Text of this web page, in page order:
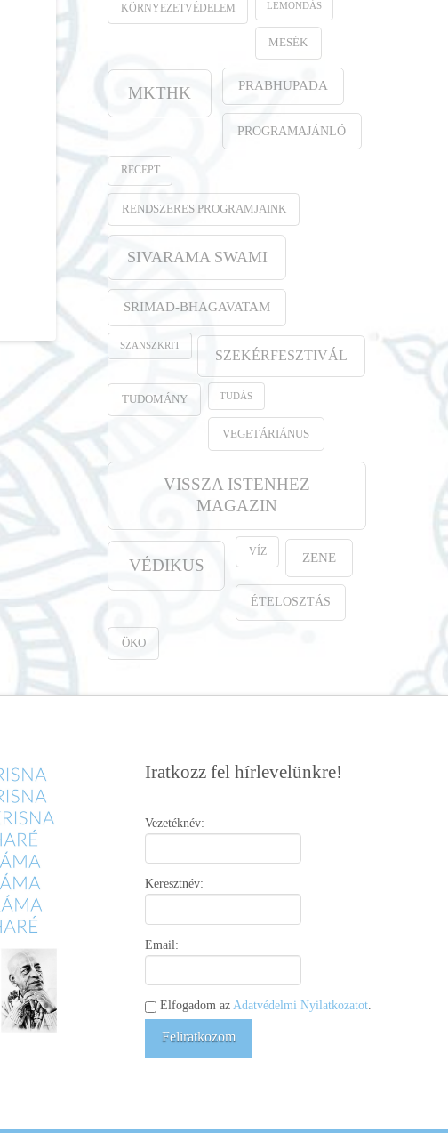
KÖRNYEZETVÉDELEM LEMONDÁS
MESÉK
MKTHK PRABHUPADA
PROGRAMAJÁNLÓ
RECEPT
RENDSZERES PROGRAMJAINK
SIVARAMA SWAMI
SRIMAD-BHAGAVATAM
SZANSZKRIT
SZEKÉRFESZTIVÁL
TUDOMÁNY TUDÁS
VEGETÁRIÁNUS
VISSZA ISTENHEZ
MAGAZIN
VÉDIKUS
VÍZ ZENE
ÉTELOSZTÁS
ÖKO
Iratkozz fel hírlevelünkre!
Vezetéknév:
Keresztnév:
Email:
Elfogadom azAdatvédelmi Nyilatkozatot.
Feliratkozom